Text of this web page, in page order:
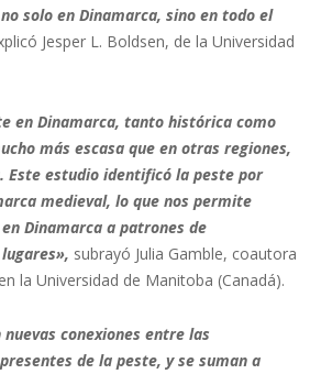
solo en Dinamarca, sino en todo el
Jesper L. Boldsen, de la Universidad
en Dinamarca, tanto histórica como
más escasa que en otras regiones,
Este estudio identificó la peste por
medieval, lo que nos permite
Dinamarca a patrones de
subrayó Julia Gamble, coautora
la Universidad de Manitoba (Canadá).
conexiones entre las
de la peste, y se suman a